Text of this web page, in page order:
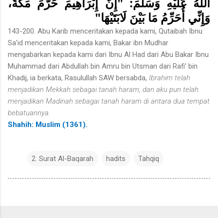
وَإِنِّي أُحَرِّمُ مَا بَيْنَ لَابَتَيْهَا"
143-200. Abu Karib menceritakan kepada kami, Qutaibah Ibnu
Sa'id menceritakan kepada kami, Bakar ibn Mudhar
mengabarkan kepada kami dari Ibnu Al Had dari Abu Bakar Ibnu
Muhammad dari Abdullah bin Amru bin Utsman dari Rafi’ bin
Khadij, ia berkata, Rasulullah SAW bersabda, Ibrahim telah
menjadikan Mekkah sebagai tanah haram, dan aku pun telah
menjadikan Madinah sebagai tanah haram di antara dua tempat
bebatuannya.
Shahih: Muslim (1361).
2. Surat Al-Baqarah hadits Tahqiq